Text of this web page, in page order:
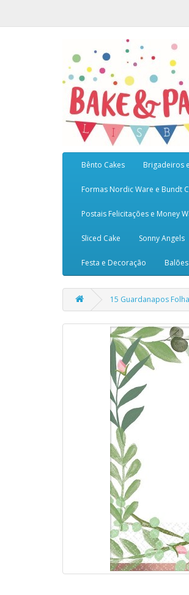
Bênto Cakes Brigadeiros
Formas Nordic Ware e Bundt
Postais Felicitações e Money
Sliced Cake Sonny Angels
Festa e Decoração Balões
15 Guardanapos